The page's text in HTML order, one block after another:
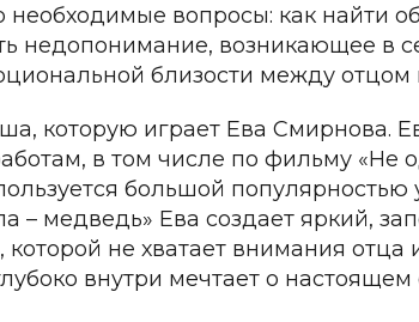
вопросы: как найти
недопонимание, возникающее в
близости между отцом
которую играет Ева Смирнова.
в том числе по фильму «Не
большой
– медведь» Ева создает яркий,
не хватает внимания отца
внутри мечтает о